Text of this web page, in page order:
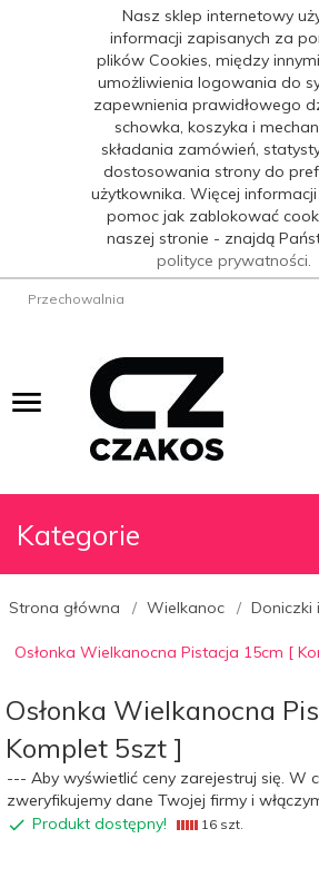
Nasz sklep internetowy
informacji zapisanych za
plików Cookies, między
umożliwienia logowania do
zapewnienia prawidłowego
schowka, koszyka i
składania zamówień,
dostosowania strony do
użytkownika. Więcej
pomoc jak zablokować
naszej stronie - znajdą
polityce prywatności.
Przechowalnia
Kategorie
Strona główna Wielkanoc Doniczki
Osłonka Wielkanocna Pistacja 15cm [
Osłonka Wielkanocna
Komplet 5szt ]
--- Aby wyświetlić ceny zarejestruj się. W
zweryfikujemy dane Twojej firmy i
Produkt dostępny!
16 szt.